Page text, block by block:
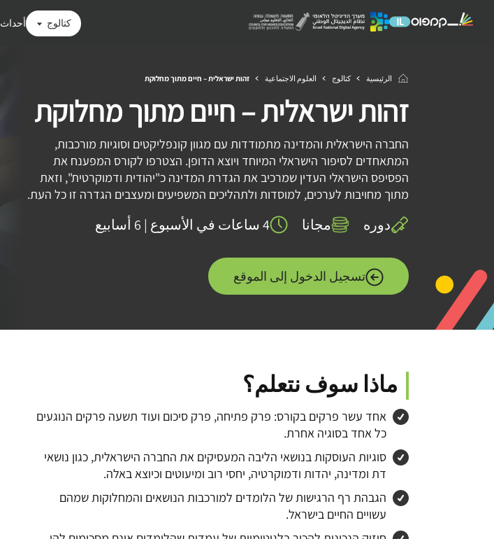
كتالوج أحداث
الرئيسية كتالوج العلوم الاجتماعية זהות ישראלית – חיים מתוך מחלוקת
זהות ישראלית – חיים מתוך מחלוקת
החברה הישראלית והמדינה מתמודדות עם מגוון קונפליקטים וסוגיות מורכבות,
המתאחדים לסיפור הישראלי המיוחד ויוצא הדופן. הצטרפו לקורס המפענח את
הפסיפס הישראלי העדין שמרכיב את הגדרת המדינה כ"יהודית ודמוקרטית", וזאת
מתוך מחויבות לערכים, למוסדות ולתהליכים המשפיעים ומעצבים הגדרה זו כל העת.
دوره مجانا 4 ساعات في الأسبوع |
تسجيل الدخول إلى الموقع
ماذا سوف نتعلم؟
אחד עשר פרקים בקורס: פרק פתיחה, פרק סיכום ועוד תשעה פרקים הנוגעים
כל אחד בסוגיה אחרת.
סוגיות העוסקות בנושאי הליבה המעסיקים את החברה הישראלית, כגון נושאי
דת ומדינה, יהדות ודמוקרטיה, יחסי רוב ומיעוטים וכיוצא באלה.
הגבהת רף הרגישות של הלומדים למורכבות הנושאים והמחלוקות שמהם
עשויים החיים בישראל.